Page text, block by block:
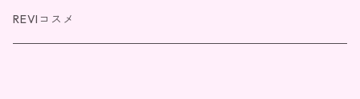
パーフェクトシリーズ
REVIコスメ